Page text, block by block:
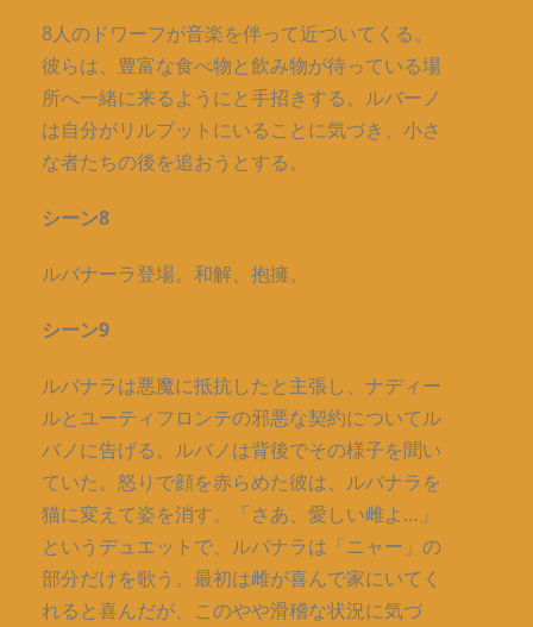
8人のドワーフが音楽を伴って近づいてくる。
彼らは、豊富な食べ物と飲み物が待っている場
所へ一緒に来るようにと手招きする。ルバーノ
は自分がリルプットにいることに気づき、小さ
な者たちの後を追おうとする。
シーン8
ルバナーラ登場。和解、抱擁。
シーン9
ルバナラは悪魔に抵抗したと主張し、ナディー
ルとユーティフロンテの邪悪な契約についてル
バノに告げる。ルバノは背後でその様子を聞い
ていた。怒りで顔を赤らめた彼は、ルバナラを
猫に変えて姿を消す。「さあ、愛しい雌よ…」
というデュエットで、ルバナラは「ニャー」の
部分だけを歌う。最初は雌が喜んで家にいてく
れると喜んだが、このやや滑稽な状況に気づ